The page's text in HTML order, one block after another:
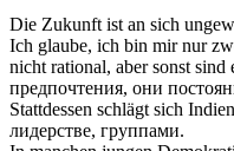
Die Zukunft ist an sich
Ich glaube, ich bin mir nur
nicht rational, aber sonst
предпочтения, они
Stattdessen schlägt sich
лидерстве, группами.